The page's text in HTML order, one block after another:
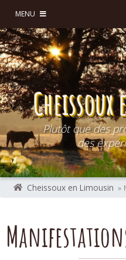
MENU
Plutôt que des
des
Cheissoux en Limousin »